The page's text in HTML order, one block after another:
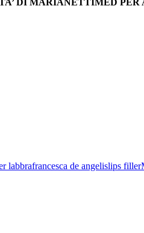
labbrafrancesca de angelislips filler